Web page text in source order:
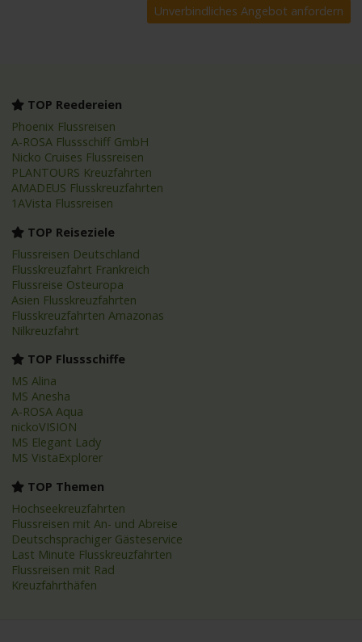
TOP Reedereien
Phoenix Flussreisen
A-ROSA Flussschiff GmbH
Nicko Cruises Flussreisen
PLANTOURS Kreuzfahrten
AMADEUS Flusskreuzfahrten
1AVista Flussreisen
TOP Reiseziele
Flussreisen Deutschland
Flusskreuzfahrt Frankreich
Flussreise Osteuropa
Asien Flusskreuzfahrten
Flusskreuzfahrten Amazonas
Nilkreuzfahrt
TOP Flussschiffe
MS Alina
MS Anesha
A-ROSA Aqua
nickoVISION
MS Elegant Lady
MS VistaExplorer
TOP Themen
Hochseekreuzfahrten
Flussreisen mit An- und Abreise
Deutschsprachiger Gästeservice
Last Minute Flusskreuzfahrten
Flussreisen mit Rad
Kreuzfahrthäfen